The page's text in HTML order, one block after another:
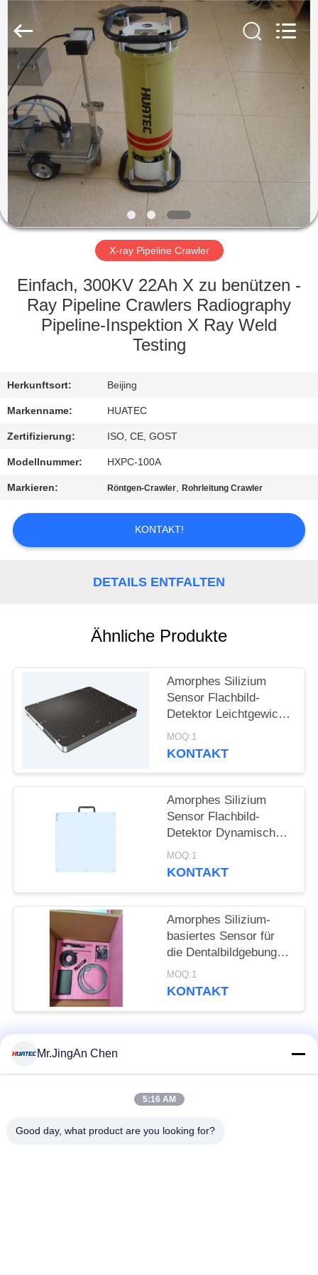
HAUS
PRODUKTE
ÜBER
UNS
FABRIK-
AUSFLUG
QUALITÄTSKONTROLLE
MIT
UNS
IN
VERBINDUNG
FORDERN
ZITAT
POLICY
Rights
X-ray Pipeline Crawler
Einfach, 300KV 22Ah X zu benützen -
Ray Pipeline Crawlers Radiography
Pipeline-Inspektion X Ray Weld
Testing
Herkunftsort: Beijing
Markenname: HUATEC
Zertifizierung: ISO, CE, GOST
Modellnummer: HXPC-100A
Markieren: Röntgen-Crawler,Rohrleitung Crawler
KONTAKT!
DETAILS ENTFALTEN
Ähnliche Produkte
Amorphes Silizium
Sensor Flachbild-
Detektor Leichtgewicht
geeignet für
hochenergetische
MOQ:1
KONTAKT
Amorphes Silizium
Sensor Flachbild-
Detektor Dynamische
DR und nicht
zerstörende Prüfung
MOQ:1
KONTAKT
Amorphes Silizium-
basiertes Sensor für
die Dentalbildgebung
und industrielle
Inspektion
MOQ:1
KONTAKT
Beliebte Kategorien Alle
Ultraschall-
Mr.JingAn Chen
5:16 AM
Good day, what product are you looking for?